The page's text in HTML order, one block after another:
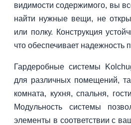
видимости содержимого, вы
найти нужные вещи, не
или полку. Конструкция
что обеспечивает надежность
Гардеробные системы
для различных помещений,
комната, кухня, спальня,
Модульность системы
элементы в соответствии с